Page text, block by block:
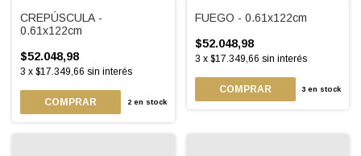
CREPÚSCULA -
0.61x122cm
$52.048,98
3 x $17.349,66 sin interés
2en stock
FUEGO - 0.61x122cm
$52.048,98
3 x $17.349,66 sin interés
3 en stock